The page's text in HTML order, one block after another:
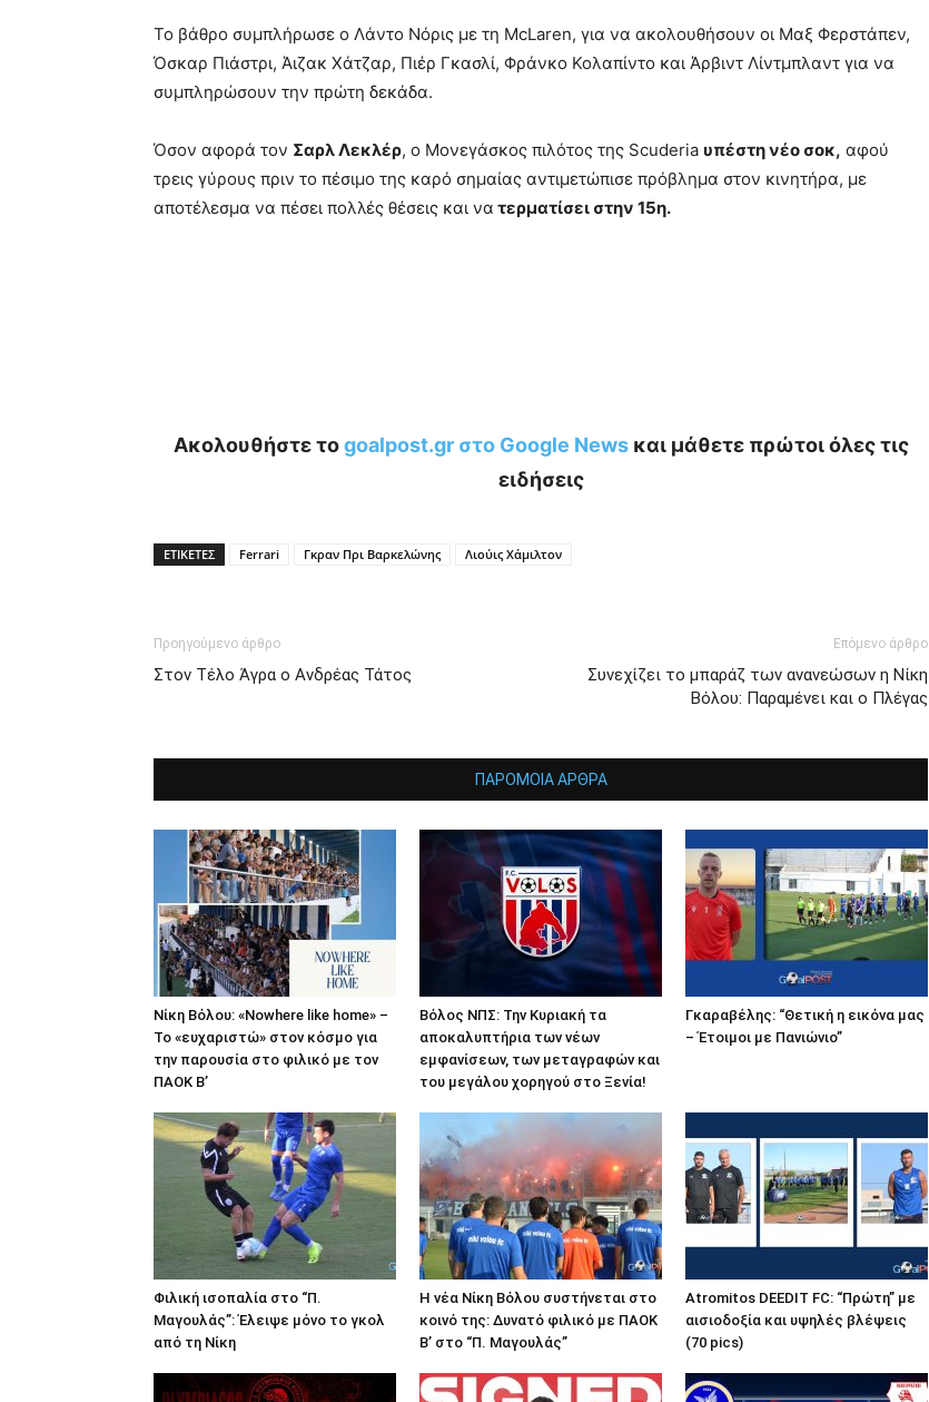
Το βάθρο συμπλήρωσε ο Λάντο Νόρις με τη McLaren, για να ακολουθήσουν οι Μαξ Φερστάπεν,
Όσκαρ Πιάστρι, Άιζακ Χάτζαρ, Πιέρ Γκασλί, Φράνκο Κολαπίντο και Άρβιντ Λίντμπλαντ για να
συμπληρώσουν την πρώτη δεκάδα.
Όσον αφορά τον Σαρλ Λεκλέρ, ο Μονεγάσκος πιλότος της Scuderia υπέστη νέο σοκ, αφού
τρεις γύρους πριν το πέσιμο της καρό σημαίας αντιμετώπισε πρόβλημα στον κινητήρα, με
αποτέλεσμα να πέσει πολλές θέσεις και να τερματίσει στην 15η.
Ακολουθήστε τοgoalpost.gr στο Google Newsκαι μάθετε πρώτοι όλες τις
ειδήσεις
ΕΤΙΚΕΤΕΣ Ferrari Γκραν Πρι Βαρκελώνης Λιούις Χάμιλτον
Προηγούμενο άρθρο
Στον Τέλο Άγρα ο Ανδρέας Τάτος
Επόμενο άρθρο
Συνεχίζει το μπαράζ των ανανεώσων η Νίκη
Βόλου: Παραμένει και ο Πλέγας
ΠΑΡΟΜΟΙΑ ΑΡΘΡΑ
Νίκη Βόλου: «Nowhere like home» –
Το «ευχαριστώ» στον κόσμο για
την παρουσία στο φιλικό με τον
ΠΑΟΚ Β’
Βόλος ΝΠΣ: Την Κυριακή τα
αποκαλυπτήρια των νέων
εμφανίσεων, των μεταγραφών και
του μεγάλου χορηγού στο Ξενία!
Γκαραβέλης: “Θετική η εικόνα μας
– Έτοιμοι με Πανιώνιο”
Φιλική ισοπαλία στο “Π.
Μαγουλάς”: Έλειψε μόνο το γκολ
από τη Νίκη
Η νέα Νίκη Βόλου συστήνεται στο
κοινό της: Δυνατό φιλικό με ΠΑΟΚ
Β’ στο “Π. Μαγουλάς”
Atromitos DEEDIT FC: “Πρώτη” με
αισιοδοξία και υψηλές βλέψεις
(70 pics)